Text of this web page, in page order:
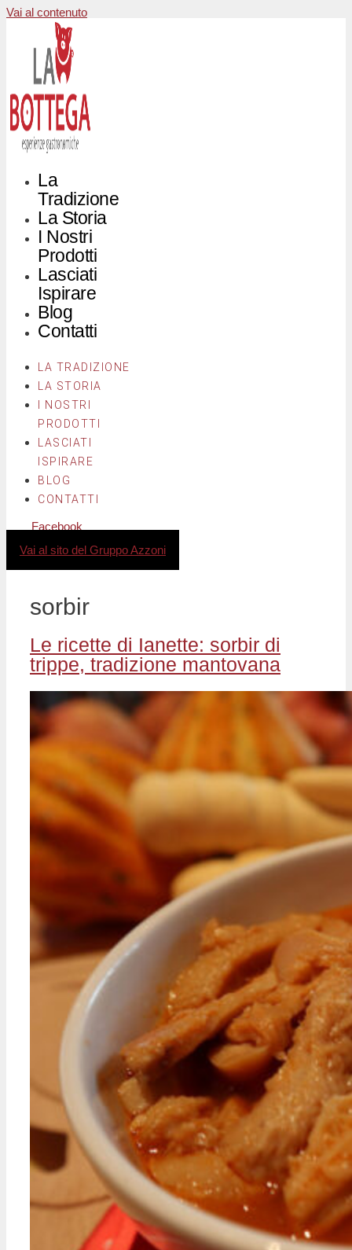
Vai al contenuto
La
Tradizione
La Storia
I Nostri
Prodotti
Lasciati
Ispirare
Blog
Contatti
LA TRADIZIONE
LA STORIA
I NOSTRI
PRODOTTI
LASCIATI
ISPIRARE
BLOG
CONTATTI
Facebook
Vai al sito del Gruppo Azzoni
sorbir
Le ricette di Ianette: sorbir di
trippe, tradizione mantovana